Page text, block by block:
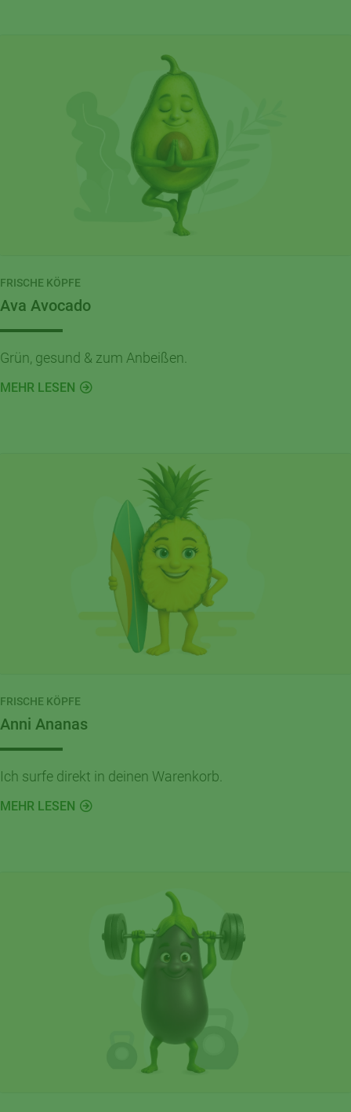
FRISCHE KÖPFE
Ava Avocado
Grün, gesund & zum Anbeißen.
MEHR LESEN
FRISCHE KÖPFE
Anni Ananas
Ich surfe direkt in deinen Warenkorb.
MEHR LESEN